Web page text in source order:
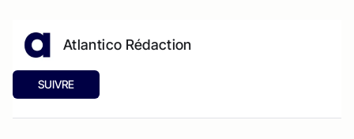
Atlantico Rédaction
SUIVRE